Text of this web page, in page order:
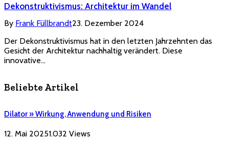
Dekonstruktivismus: Architektur im Wandel
By Frank Füllbrandt23. Dezember 2024
Der Dekonstruktivismus hat in den letzten Jahrzehnten das
Gesicht der Architektur nachhaltig verändert. Diese
innovative…
Beliebte Artikel
Dilator » Wirkung, Anwendung und Risiken
12. Mai 20251.032 Views